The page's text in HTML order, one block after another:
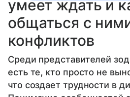
умеет ждать и
общаться с
конфликтов
Среди представителей
есть те, кто просто не
что создает трудности в